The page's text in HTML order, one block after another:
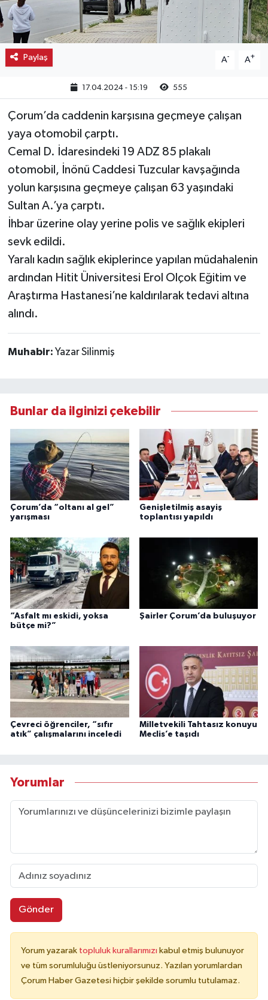
Paylaş A- A+
17.04.2024 - 15:19 555
Çorum’da caddenin karşısına geçmeye çalışan
yaya otomobil çarptı.
Cemal D. İdaresindeki 19 ADZ 85 plakalı
otomobil, İnönü Caddesi Tuzcular kavşağında
yolun karşısına geçmeye çalışan 63 yaşındaki
Sultan A.’ya çarptı.
İhbar üzerine olay yerine polis ve sağlık ekipleri
sevk edildi.
Yaralı kadın sağlık ekiplerince yapılan müdahalenin
ardından Hitit Üniversitesi Erol Olçok Eğitim ve
Araştırma Hastanesi’ne kaldırılarak tedavi altına
alındı.
Muhabir: Yazar Silinmiş
Bunlar da ilginizi çekebilir
Çorum’da “oltanı al gel”
yarışması
Genişletilmiş asayiş
toplantısı yapıldı
“Asfalt mı eskidi, yoksa
bütçe mi?”
Şairler Çorum’da buluşuyor
Çevreci öğrenciler, “sıfır
atık” çalışmalarını inceledi
Milletvekili Tahtasız konuyu
Meclis’e taşıdı
Yorumlar
Gönder
Yorum yazarak topluluk kurallarımızı kabul etmiş bulunuyor
ve tüm sorumluluğu üstleniyorsunuz. Yazılan yorumlardan
Çorum Haber Gazetesi hiçbir şekilde sorumlu tutulamaz.
Kargı
Laçin
Mecitözü
Oğuzlar
Ortaköy
Osmancık
Sungurlu
Uğurludağ
Sağlık